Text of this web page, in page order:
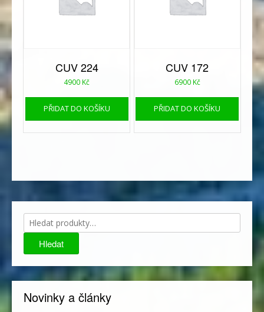
CUV 224
4900 Kč
PŘIDAT DO KOŠÍKU
CUV 172
6900 Kč
PŘIDAT DO KOŠÍKU
Hledat:
Hledat
Novinky a články